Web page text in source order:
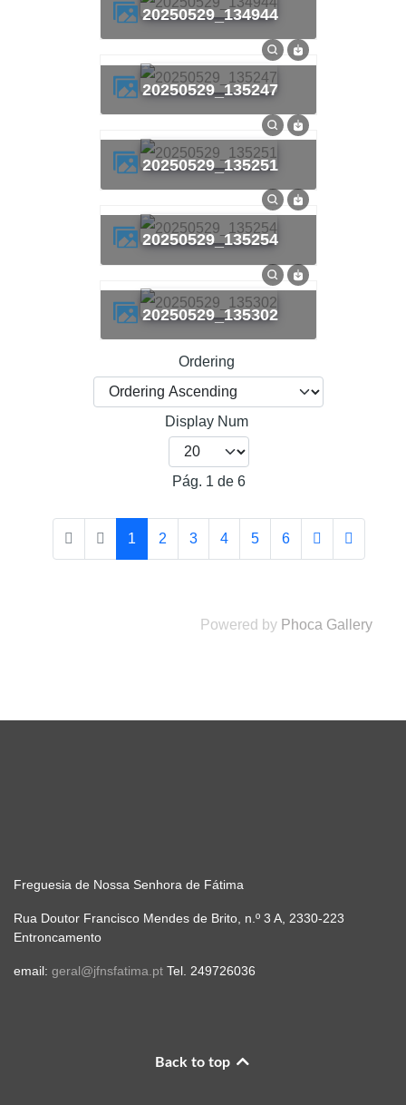
20250529_134944
20250529_135247
20250529_135251
20250529_135254
20250529_135302
Ordering
Display Num
Pág. 1 de 6
1 2 3 4 5 6
Powered by Phoca Gallery
Freguesia de Nossa Senhora de Fátima
Rua Doutor Francisco Mendes de Brito, n.º 3 A, 2330-223
Entroncamento
email: geral@jfnsfatima.pt Tel. 249726036
Back to top